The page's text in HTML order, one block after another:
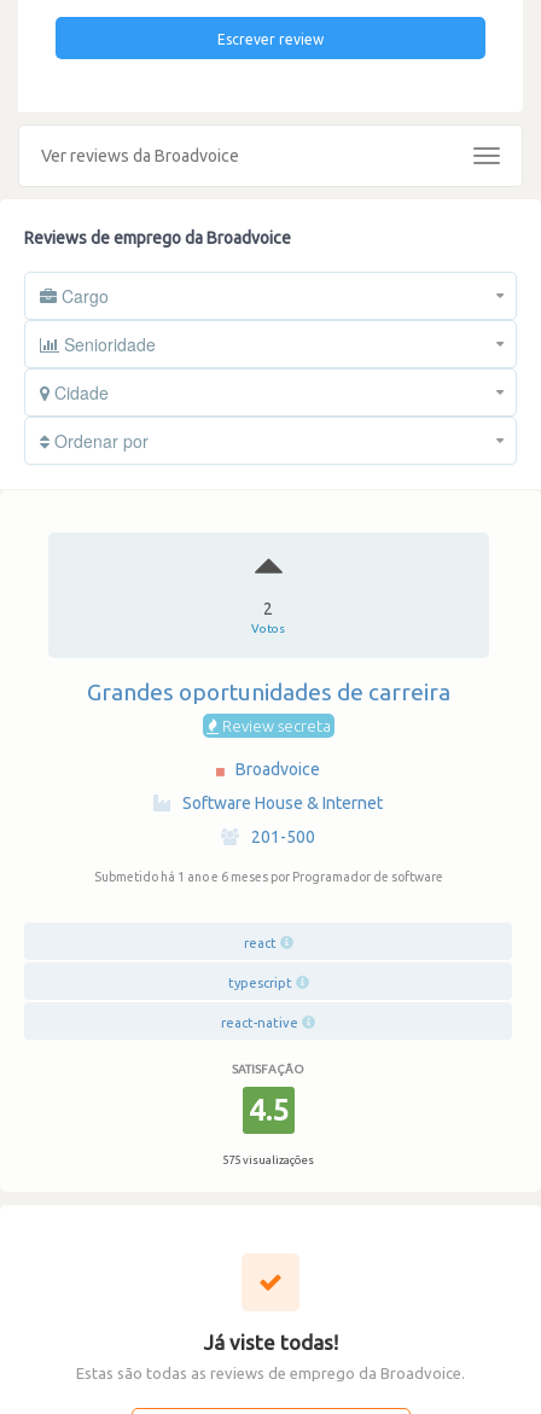
Escrever review
Ver reviews da Broadvoice
Toggle
Reviews de emprego da Broadvoice
Cargo
Senioridade
Cidade
Ordenar por
2
Votos
Grandes oportunidades de carreira
Review secreta
Broadvoice
Software House & Internet
·
201-500
Submetido há 1 ano e 6 meses por Programador de software
react
typescript
react-native
SATISFAÇÃO
4.5
575 visualizações
Já viste todas!
Estas são todas as reviews de emprego da Broadvoice.